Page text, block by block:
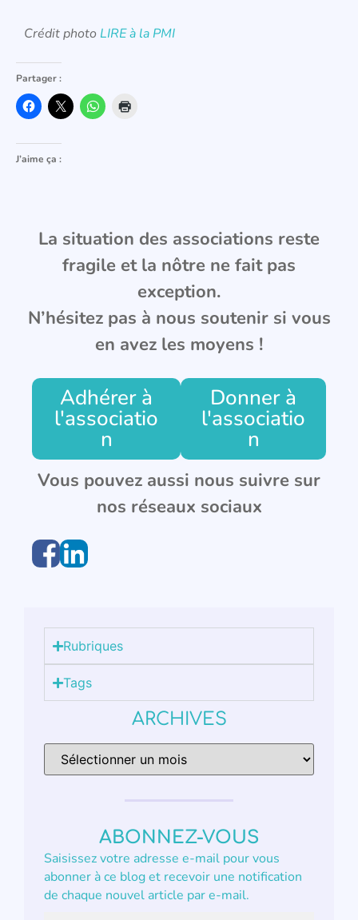
Crédit photo LIRE à la PMI
Partager :
J’aime ça :
La situation des associations reste
fragile et la nôtre ne fait pas
exception.
N’hésitez pas à nous soutenir si vous
en avez les moyens !
Adhérer à
l'associatio
n
Donner à
l'associatio
n
Vous pouvez aussi nous suivre sur
nos réseaux sociaux
Rubriques
Tags
ARCHIVES
ABONNEZ-VOUS
Saisissez votre adresse e-mail pour vous
abonner à ce blog et recevoir une notification
de chaque nouvel article par e-mail.